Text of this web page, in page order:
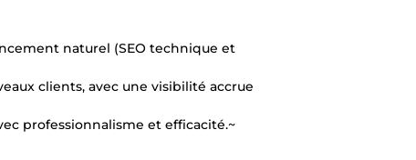
naturel (SEO technique et
clients, avec une visibilité accrue
professionnalisme et efficacité.~